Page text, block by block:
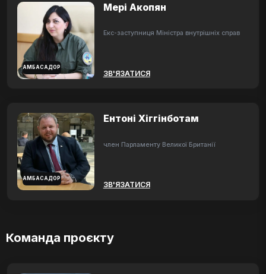
АМБАСАДОР
Мері Акопян
Екс-заступниця Міністра внутрішніх справ
ЗВ'ЯЗАТИСЯ
АМБАСАДОР
Ентоні Хіггінботам
член Парламенту Великої Британії
ЗВ'ЯЗАТИСЯ
Команда проєкту